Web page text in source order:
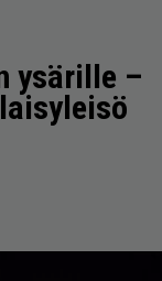
ysärille –